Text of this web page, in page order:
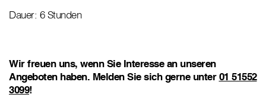
Dauer: 6 Stunden
Wir freuen uns, wenn Sie Interesse an unseren
Angeboten haben. Melden Sie sich gerne unter01 51552
3099!